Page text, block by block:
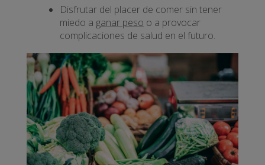
Disfrutar del placer de comer sin tener
miedo a ganar peso o a provocar
complicaciones de salud en el futuro.